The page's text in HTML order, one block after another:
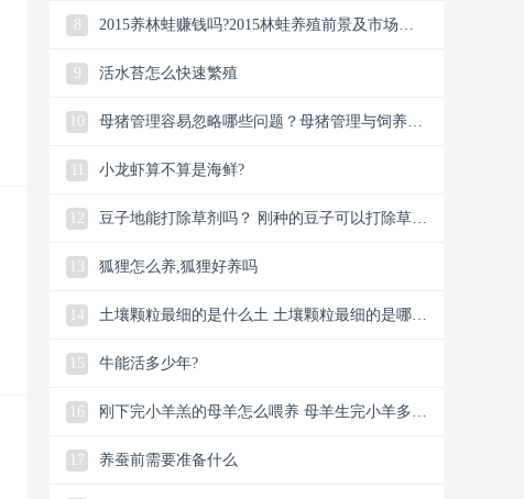
8
2015养林蛙赚钱吗?2015林蛙养殖前景及市场价
9
活水苔怎么快速繁殖
10
母猪管理容易忽略哪些问题？母猪管理与饲养！
小龙虾算不算是海鲜?
12
豆子地能打除草剂吗？ 刚种的豆子可以打除草剂
13
狐狸怎么养,狐狸好养吗
14
土壤颗粒最细的是什么土 土壤颗粒最细的是哪一
15
牛能活多少年?
16
刚下完小羊羔的母羊怎么喂养 母羊生完小羊多久
17
养蚕前需要准备什么